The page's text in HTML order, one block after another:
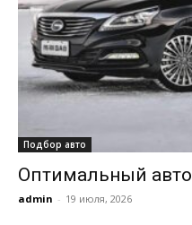
Подбор авто
Оптимальный
admin - 19 июля, 2026